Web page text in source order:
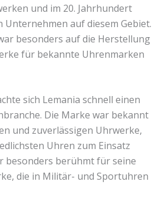
und im 20. Jahrhundert
auf diesem Gebiet.
besonders auf die Herstellung
für bekannte Uhrenmarken
sich Lemania schnell einen
Die Marke war bekannt
und zuverlässigen Uhrwerke,
Uhren zum Einsatz
besonders berühmt für seine
die in Militär- und Sportuhren